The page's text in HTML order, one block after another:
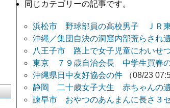
同じカテゴリーの記事です。
浜松市 野球部員の高校男子 ＪＲ
沖縄／集団自決の洞窟内部荒らされ
八王子市 路上で女子児童にわいせ
東京 ７９歳自治会長 中学生買春
沖縄県日中友好協会の件
（08/23
静岡 二十歳女子大生 赤ちゃんの
諫早市 おやつのあんまんに長さ３